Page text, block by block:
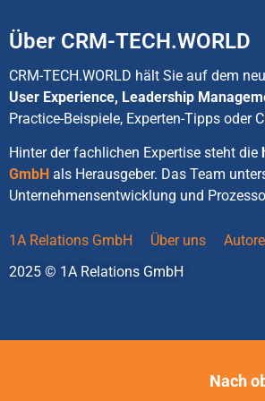
Über CRM-TECH.WORLD
CRM-TECH.WORLD hält Sie auf dem
User Experience, Leadership
Practice-Beispiele, Experten-Tipps
Hinter der fachlichen Expertise steht die
GmbH als Herausgeber. Das Team
Unternehmensentwicklung und
1A Relations GmbH Über uns
2025 © 1A Relations GmbH
Nach